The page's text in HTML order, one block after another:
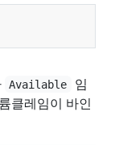
Available
임
클레임이 바인